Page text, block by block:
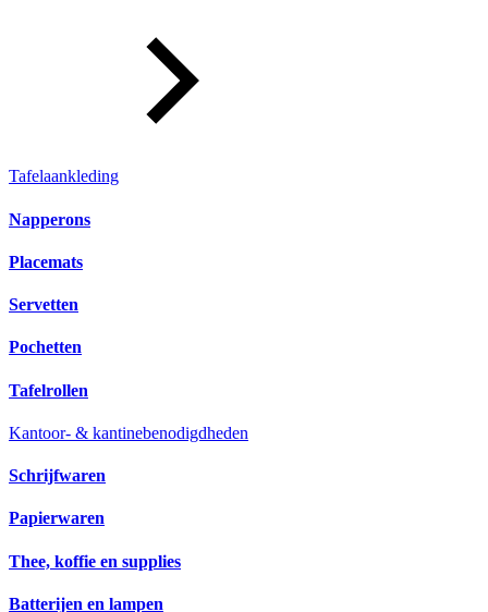
Tafelaankleding
Napperons
Placemats
Servetten
Pochetten
Tafelrollen
Kantoor- & kantinebenodigdheden
Schrijfwaren
Papierwaren
Thee, koffie en supplies
Batterijen en lampen